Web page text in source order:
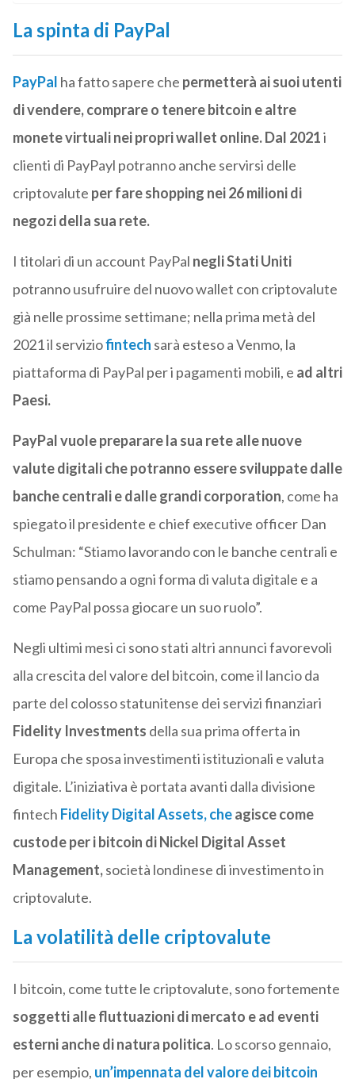
La spinta di PayPal
PayPal ha fatto sapere che permetterà ai suoi utenti
di vendere, comprare o tenere bitcoin e altre
monete virtuali nei propri wallet online. Dal 2021i
clienti di PayPayl potranno anche servirsi delle
criptovalute per fare shopping nei 26 milioni di
negozi della sua rete.
I titolari di un account PayPal negli Stati Uniti
potranno usufruire del nuovo wallet con criptovalute
già nelle prossime settimane; nella prima metà del
2021 il serviziofintech sarà esteso a Venmo, la
piattaforma di PayPal per i pagamenti mobili, e ad altri
Paesi.
PayPal vuole preparare la sua rete alle nuove
valute digitali che potranno essere sviluppate dalle
banche centrali e dalle grandi corporation, come ha
spiegato il presidente e chief executive officer Dan
Schulman: “Stiamo lavorando con le banche centrali e
stiamo pensando a ogni forma di valuta digitale e a
come PayPal possa giocare un suo ruolo”.
Negli ultimi mesi ci sono stati altri annunci favorevoli
alla crescita del valore del bitcoin, come il lancio da
parte del colosso statunitense dei servizi finanziari
Fidelity Investments della sua prima offerta in
Europa che sposa investimenti istituzionali e valuta
digitale. L’iniziativa è portata avanti dalla divisione
fintech Fidelity Digital Assets, cheagisce come
custode per i bitcoin di Nickel Digital Asset
Management,società londinese di investimento in
criptovalute.
La volatilità delle criptovalute
I bitcoin, come tutte le criptovalute, sono fortemente
soggetti alle fluttuazioni di mercato e ad eventi
esterni anche di natura politica. Lo scorso gennaio,
per esempio, un’impennata del valore dei bitcoin